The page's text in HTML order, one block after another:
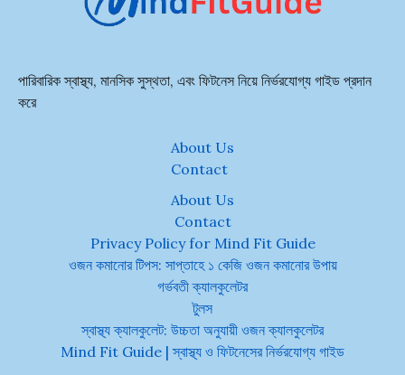
পারিবারিক স্বাস্থ্য, মানসিক সুস্থতা, এবং ফিটনেস নিয়ে নির্ভরযোগ্য গাইড প্রদান
করে
About Us
Contact
About Us
Contact
Privacy Policy for Mind Fit Guide
ওজন কমানোর টিপস: সাপ্তাহে ১ কেজি ওজন কমানোর উপায়
গর্ভবতী ক্যালকুলেটর
টুলস
স্বাস্থ্য ক্যালকুলেট: উচ্চতা অনুযায়ী ওজন ক্যালকুলেটর
Mind Fit Guide | স্বাস্থ্য ও ফিটনেসের নির্ভরযোগ্য গাইড